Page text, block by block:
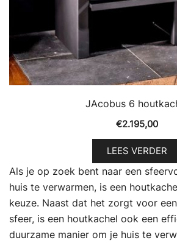
JAcobus 6
€2.195,00
LEES VERDER
Als je op zoek bent naar een
huis te verwarmen, is een
keuze. Naast dat het zorgt voor
sfeer, is een houtkachel ook een
duurzame manier om je huis te